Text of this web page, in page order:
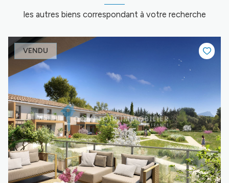
les autres biens correspondant à votre recherche
VENDU